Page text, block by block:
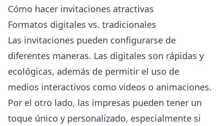
Cómo hacer invitaciones atractivas
Formatos digitales vs. tradicionales
Las invitaciones pueden configurarse de
diferentes maneras. Las digitales son rápidas y
ecológicas, además de permitir el uso de
medios interactivos como videos o animaciones.
Por el otro lado, las impresas pueden tener un
toque único y personalizado, especialmente si